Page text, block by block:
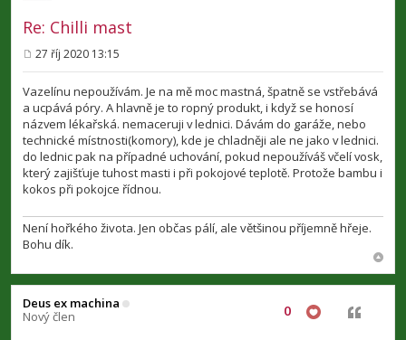
Re: Chilli mast
ř
í
p
ě
v
e
k
27 říj 2020 13:15
Vazelínu nepoužívám. Je na mě moc mastná, špatně se vstřebává
a ucpává póry. A hlavně je to ropný produkt, i když se honosí
názvem lékařská. nemaceruji v lednici. Dávám do garáže, nebo
technické místnosti(komory), kde je chladněji ale ne jako v lednici.
do lednic pak na případné uchování, pokud nepoužíváš včelí vosk,
který zajišťuje tuhost masti i při pokojové teplotě. Protože bambu i
kokos při pokojce řídnou.
Není hořkého života. Jen občas pálí, ale většinou příjemně hřeje.
Bohu dík.
Deus ex machina
Nový člen
0 Citovat